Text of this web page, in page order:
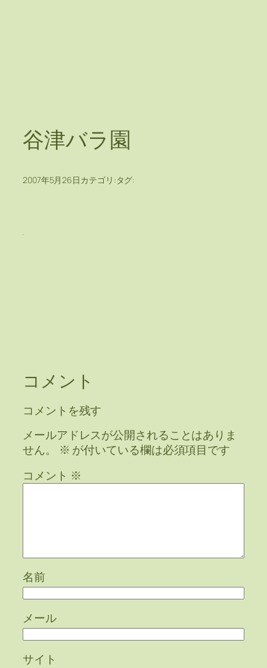
谷津バラ園
2007年5月26日 カテゴリ:タグ:
コメント
コメントを残す
メールアドレスが公開されることはありま
せん。
※ が付いている欄は必須項目です
コメント ※
名前
メール
サイト